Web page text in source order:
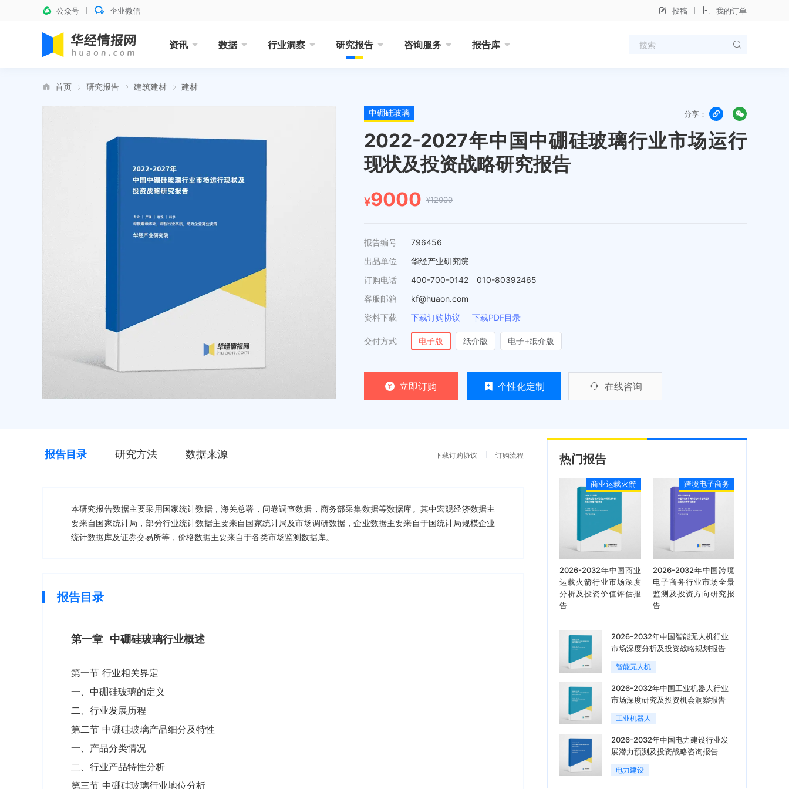
公众号 企业微信 投稿 我的订单
资讯 数据 行业洞察 研究报告 咨询服务 报告库
首页 研究报告 建筑建材 建材
中硼硅玻璃 分享：
2022-2027年中国中硼硅玻璃行业市场运行
现状及投资战略研究报告
¥9000 ¥12000
报告编号
796456
出品单位
华经产业研究院
订购电话
400-700-0142 010-80392465
客服邮箱
kf@huaon.com
资料下载
下载订购协议 下载PDF目录
交付方式 电子版 纸介版 电子+纸介版
立即订购 个性化定制 在线咨询
报告目录 研究方法 数据来源 下载订购协议 订购流程
本研究报告数据主要采用国家统计数据，海关总署，问卷调查数据，商务部采集数据等数据库。其中宏观经济数据主
要来自国家统计局，部分行业统计数据主要来自国家统计局及市场调研数据，企业数据主要来自于国统计局规模企业
统计数据库及证券交易所等，价格数据主要来自于各类市场监测数据库。
报告目录
第一章 中硼硅玻璃行业概述
第一节 行业相关界定
一、中硼硅玻璃的定义
二、行业发展历程
第二节 中硼硅玻璃产品细分及特性
一、产品分类情况
二、行业产品特性分析
第三节 中硼硅玻璃行业地位分析
热门报告
商业运载火箭
2026-2032年中国商业
运载火箭行业市场深度
分析及投资价值评估报
告
跨境电子商务
2026-2032年中国跨境
电子商务行业市场全景
监测及投资方向研究报
告
2026-2032年中国智能无人机行业
市场深度分析及投资战略规划报告
智能无人机
2026-2032年中国工业机器人行业
市场深度研究及投资机会洞察报告
工业机器人
2026-2032年中国电力建设行业发
展潜力预测及投资战略咨询报告
电力建设